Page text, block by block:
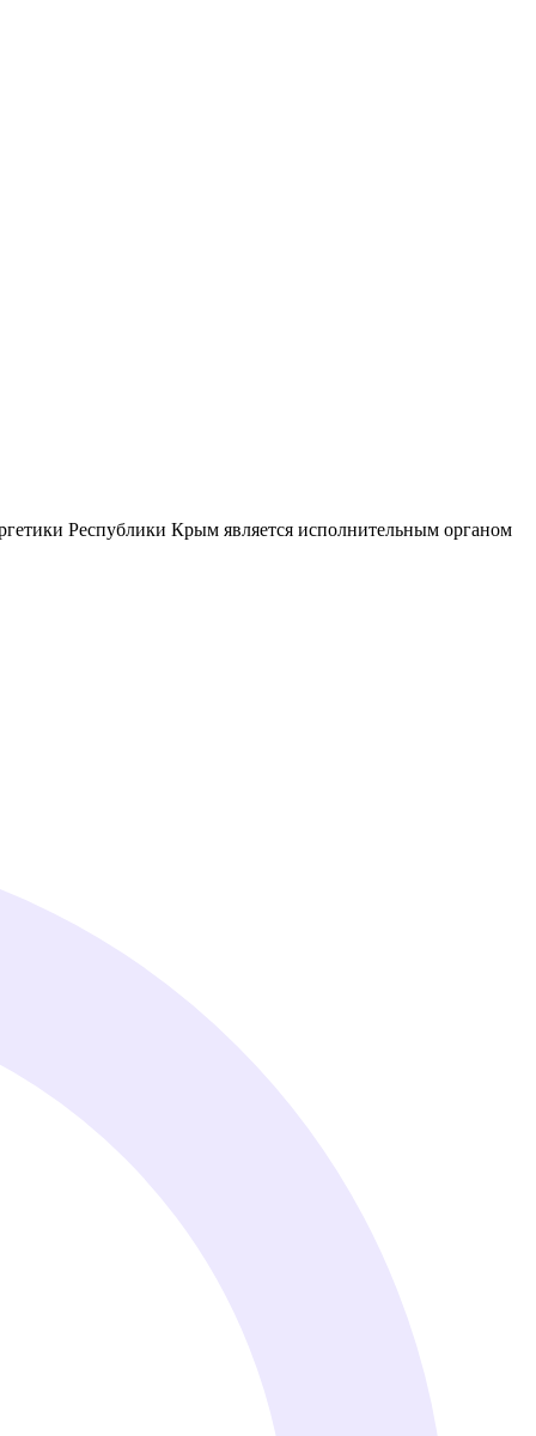
Республики Крым является исполнительным органом